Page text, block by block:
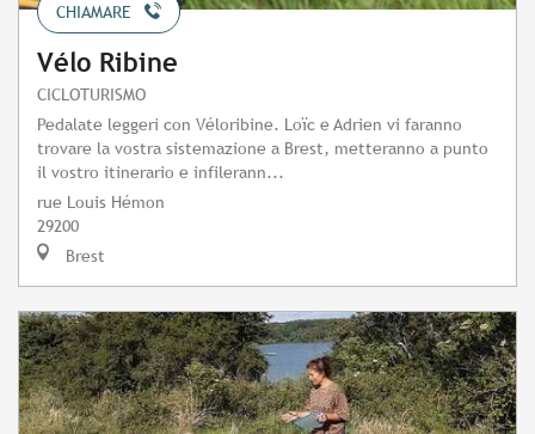
CHIAMARE
Vélo Ribine
CICLOTURISMO
Pedalate leggeri con Véloribine. Loïc e Adrien vi faranno
trovare la vostra sistemazione a Brest, metteranno a punto
il vostro itinerario e infilerann...
rue Louis Hémon
29200
Brest